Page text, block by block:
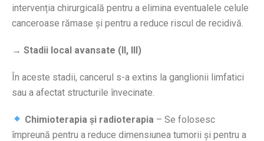
intervenția chirurgicală pentru a elimina eventualele celule
canceroase rămase și pentru a reduce riscul de recidivă.
→ Stadii local avansate (II, III)
În aceste stadii, cancerul s-a extins la ganglionii limfatici
sau a afectat structurile învecinate.
Chimioterapia și radioterapia – Se folosesc
împreună pentru a reduce dimensiunea tumorii și pentru a